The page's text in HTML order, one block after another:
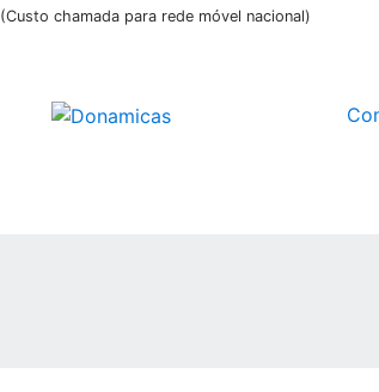
(Custo chamada para rede móvel nacional)